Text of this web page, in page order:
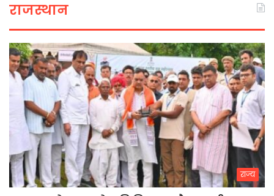
राजस्थान
राज्य